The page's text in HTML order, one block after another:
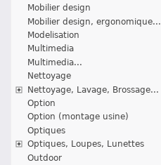
Mobilier design
Mobilier design, ergonomique...
Modelisation
Multimedia
Multimedia...
Nettoyage
Nettoyage, Lavage, Brossage...
Option
Option (montage usine)
Optiques
Optiques, Loupes, Lunettes
Outdoor